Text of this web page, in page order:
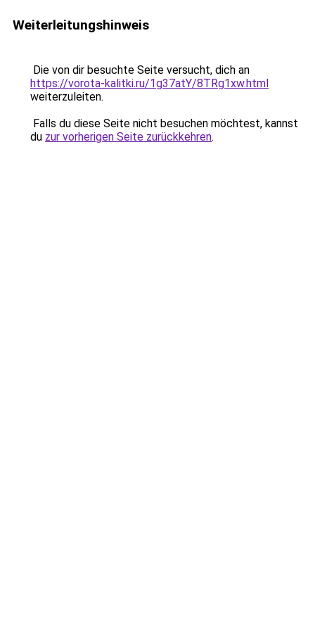
Weiterleitungshinweis
Die von dir besuchte Seite versucht, dich an
https://vorota-kalitki.ru/1g37atY/8TRg1xw.html
weiterzuleiten.
Falls du diese Seite nicht besuchen möchtest, kannst
du zur vorherigen Seite zurückkehren.